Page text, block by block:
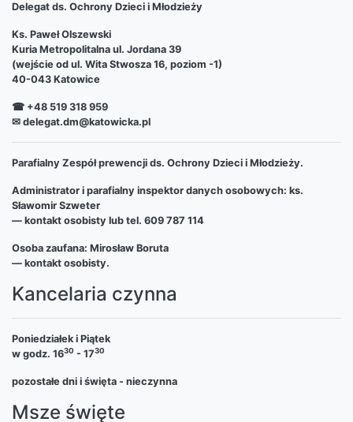
Delegat ds. Ochrony Dzieci i Młodzieży
Ks. Paweł Olszewski
Kuria Metropolitalna ul. Jordana 39
(wejście od ul. Wita Stwosza 16, poziom -1)
40-043 Katowice
☎ +48 519 318 959
✉ delegat.dm@katowicka.pl
Parafialny Zespół prewencji ds. Ochrony Dzieci i Młodzieży.
Administrator i parafialny inspektor danych osobowych: ks.
Sławomir Szweter
— kontakt osobisty lub tel. 609 787 114
Osoba zaufana: Mirosław Boruta
— kontakt osobisty.
Kancelaria czynna
Poniedziałek i Piątek
w godz. 1630 - 1730
pozostałe dni i święta - nieczynna
Msze święte